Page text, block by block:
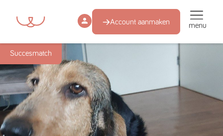
Account aanmaken menu
Succesmatch